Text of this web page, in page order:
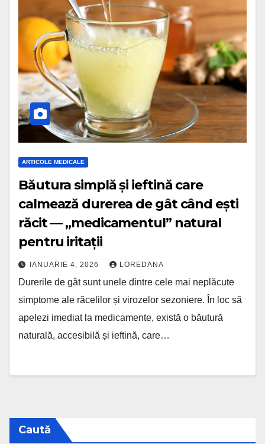
ARTICOLE MEDICALE
Băutura simplă și ieftină care
calmează durerea de gât când ești
răcit — „medicamentul” natural
pentru iritații
IANUARIE 4, 2026 LOREDANA
Durerile de gât sunt unele dintre cele mai neplăcute
simptome ale răcelilor și virozelor sezoniere. În loc să
apelezi imediat la medicamente, există o băutură
naturală, accesibilă și ieftină, care…
Caută